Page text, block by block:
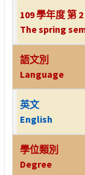
109 學年度 第
The spring
語文別
Language
英文
English
學位類別
Degree